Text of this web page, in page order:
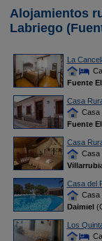
Alojamientos
Labriego
La
Fuente
Casa
Casa
Fuente
Casa
Casa
Casa del
Casa
Daimiel
Los